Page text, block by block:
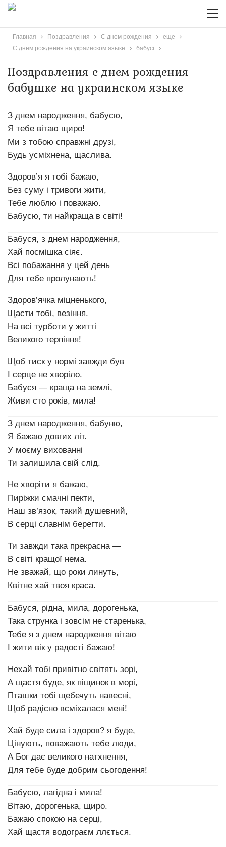
Главная Поздравления С днем рождения
еще
С днем рождения на украинском языке
бабусі
Поздравления с днем рождения
бабушке на украинском языке
З днем народження, бабусю,
Я тебе вітаю щиро!
Ми з тобою справжні друзі,
Будь усміхнена, щаслива.
Здоров’я я тобі бажаю,
Без суму і тривоги жити,
Тебе люблю і поважаю.
Бабусю, ти найкраща в світі!
Бабуся, з днем народження,
Хай посмішка сіяє.
Всі побажання у цей день
Для тебе пролунають!
Здоров’ячка міцненького,
Щасти тобі, везіння.
На всі турботи у житті
Великого терпіння!
Щоб тиск у нормі завжди був
І серце не хворіло.
Бабуся — краща на землі,
Живи сто років, мила!
З днем народження, бабуню,
Я бажаю довгих літ.
У моєму вихованні
Ти залишила свій слід.
Не хворіти я бажаю,
Пиріжки смачні пекти,
Наш зв’язок, такий душевний,
В серці славнім берегти.
Ти завжди така прекрасна —
В світі кращої нема.
Не зважай, що роки линуть,
Квітне хай твоя краса.
Бабуся, рідна, мила, дорогенька,
Така струнка і зовсім не старенька,
Тебе я з днем народження вітаю
І жити вік у радості бажаю!
Нехай тобі привітно світять зорі,
А щастя буде, як піщинок в морі,
Пташки тобі щебечуть навесні,
Щоб радісно всміхалася мені!
Хай буде сила і здоров? я буде,
Цінують, поважають тебе люди,
А Бог дає великого натхнення,
Для тебе буде добрим сьогодення!
Бабусю, лагідна і мила!
Вітаю, дорогенька, щиро.
Бажаю спокою на серці,
Хай щастя водограєм ллється.